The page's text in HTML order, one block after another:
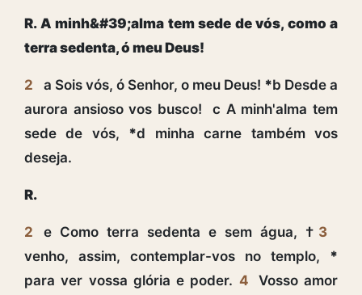
R. A minh&#39;alma tem sede de vós, como a
terra sedenta, ó meu Deus!
2 a Sois vós, ó Senhor, o meu Deus! *b Desde a
aurora ansioso vos busco! c A minh'alma tem
sede de vós, *d minha carne também vos
deseja.
R.
2 e Como terra sedenta e sem água, † 3
venho, assim, contemplar-vos no templo, *
para ver vossa glória e poder. 4
Vosso amor